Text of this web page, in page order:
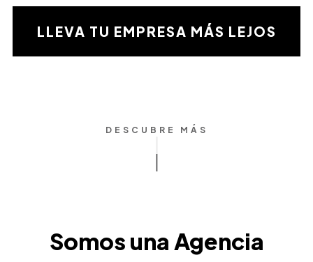
la
validación
LLEVA TU EMPRESA MÁS LEJOS
DESCUBRE MÁS
Somos una Agencia